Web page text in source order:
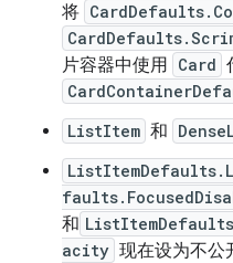
将
片容器中使用 Card
ListItem 和
和
acity 现在设为不公